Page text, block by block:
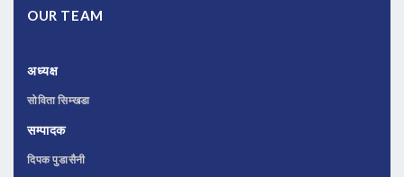
OUR TEAM
अध्यक्ष
सोविता सिम्खडा
सम्पादक
दिपक पुडासैनी